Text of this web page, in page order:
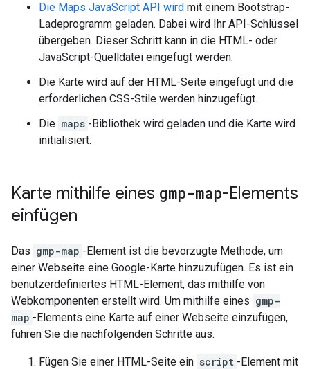
Die Maps JavaScript API wird mit einem Bootstrap-
Ladeprogramm geladen. Dabei wird Ihr API-Schlüssel
übergeben. Dieser Schritt kann in die HTML- oder
JavaScript-Quelldatei eingefügt werden.
Die Karte wird auf der HTML-Seite eingefügt und die
erforderlichen CSS-Stile werden hinzugefügt.
Die maps -Bibliothek wird geladen und die Karte wird
initialisiert.
Karte mithilfe eines gmp-map-Elements
einfügen
Das gmp-map -Element ist die bevorzugte Methode, um
einer Webseite eine Google-Karte hinzuzufügen. Es ist ein
benutzerdefiniertes HTML-Element, das mithilfe von
Webkomponenten erstellt wird. Um mithilfe eines gmp-
map -Elements eine Karte auf einer Webseite einzufügen,
führen Sie die nachfolgenden Schritte aus.
Fügen Sie einer HTML-Seite ein script -Element mit